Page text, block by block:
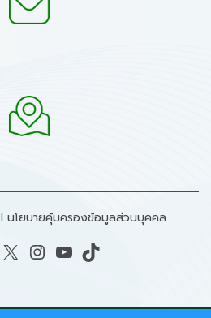
I นโยบายคุ้มครองข้อมูลส่วนบุคคล
X Instagram YouTube TikTok